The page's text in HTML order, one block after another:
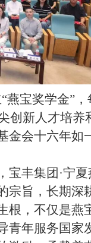
宝奖学金”
创新人才培养
会十六年如
丰集团·宁
宗旨，长期深
根，不仅是燕
青年服务国家